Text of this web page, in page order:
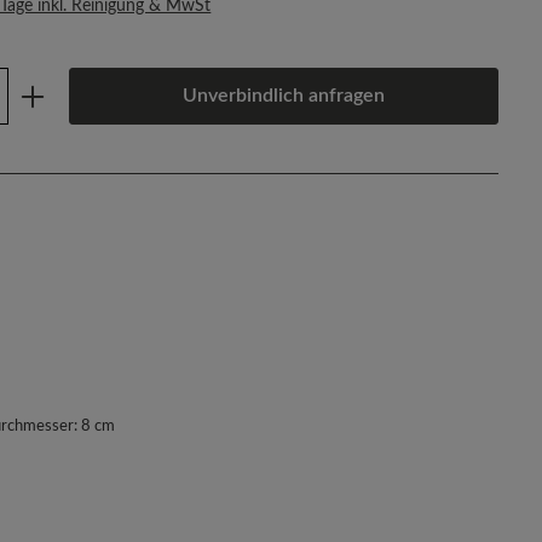
inkl. Reinigung & MwSt
Gib den gewünschten Wert ein
Unverbindlich anfragen
8 cm